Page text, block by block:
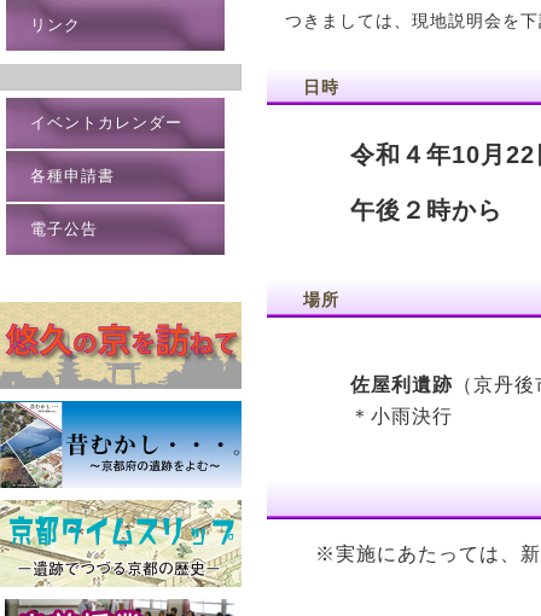
つきましては、現地説明会を
日時
令和４年10月
午後２時から
場所
佐屋利遺跡 （京丹
＊小雨決行
※実施にあたっては、
リンク
イベントカレンダー
各種申請書
電子公告